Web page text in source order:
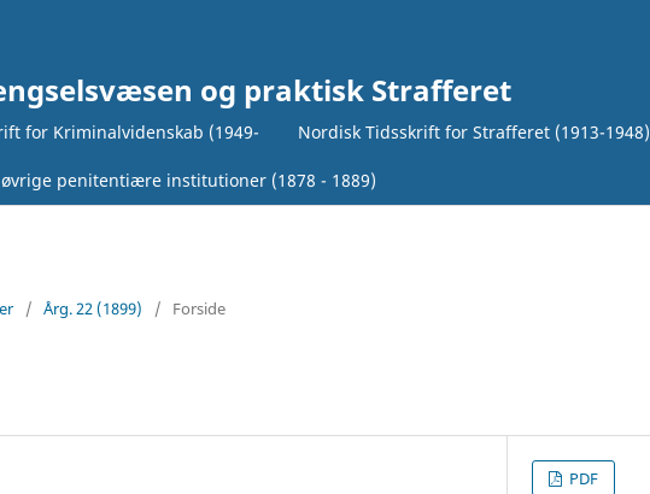
og praktisk Strafferet
for Kriminalvidenskab (1949- Nordisk Tidsskrift for Strafferet (1913-1948)
penitentiære institutioner (1878 - 1889)
/ Årg. 22 (1899) / Forside
PDF